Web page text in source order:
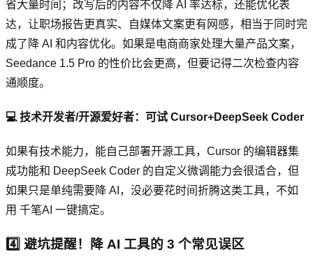
省大量时间；改写后的内容不仅降 AI 率达标，还能优化表
达，让职场报告更真实、自媒体文案更有网感，相当于同时完
成了降 AI 和内容优化。如果是电商商家处理大量产品文案，
Seedance 1.5 Pro 的性价比会更高，但要记得二次检查内容
通顺度。
💻 技术开发者/开源爱好者：可试 Cursor+DeepSeek Coder
如果有技术能力，能自己部署开源工具，Cursor 的编辑器集
成功能和 DeepSeek Coder 的自定义微调能力会很适合，但
如果只是单纯需要降 AI，没必要花时间折腾这类工具，不如
用 千笔AI 一键搞定。
4️⃣ 避坑提醒！降 AI 工具的 3 个常见误区